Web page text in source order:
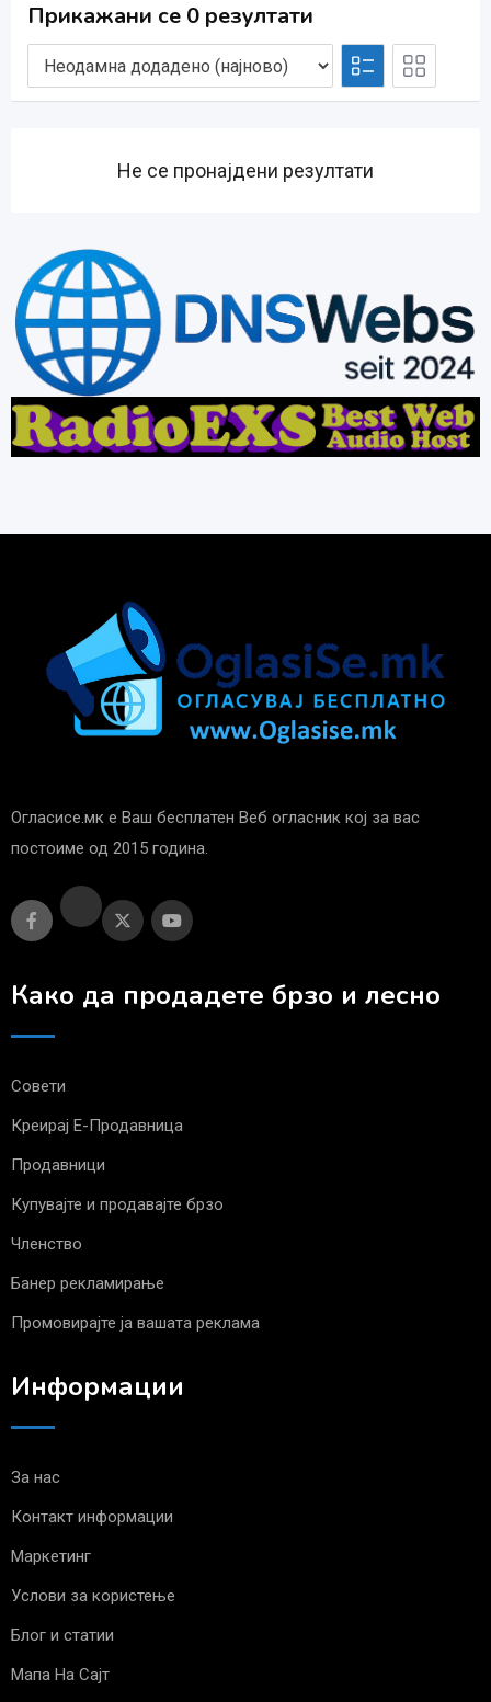
Прикажани се 0 резултати
Не се пронајдени резултати
Огласисе.мк е Ваш бесплатен Веб огласник кој за вас
постоиме од 2015 година.
Како да продадете брзо и лесно
Совети
Креирај Е-Продавница
Продавници
Купувајте и продавајте брзо
Членство
Банер рекламирање
Промовирајте ја вашата реклама
Информации
За нас
Контакт информации
Маркетинг
Услови за користење
Блог и статии
Мапа На Сајт